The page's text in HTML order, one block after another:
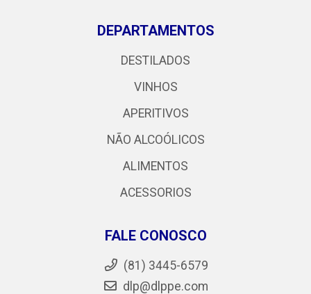
DEPARTAMENTOS
DESTILADOS
VINHOS
APERITIVOS
NÃO ALCOÓLICOS
ALIMENTOS
ACESSORIOS
FALE CONOSCO
(81) 3445-6579
dlp@dlppe.com